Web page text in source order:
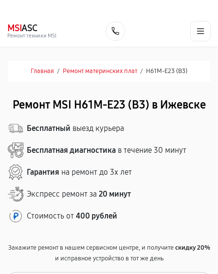
MSIASC
Ремонт техники MSI
Главная / Ремонт материнских плат / H61M-E23 (B3)
Ремонт MSI H61M-E23 (B3) в Ижевске
Бесплатный выезд курьера
Бесплатная диагностика в течение 30 минут
Гарантия на ремонт до 3х лет
Экспресс ремонт за 20 минут
Стоимость от 400 рублей
Закажите ремонт в нашем сервисном центре, и получитескидку 20%
и исправное устройство в тот же день